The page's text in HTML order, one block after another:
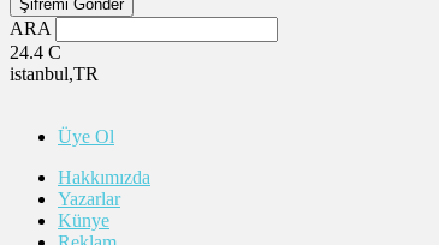
ARA
24.4 C
istanbul,TR
Üye Ol
Hakkımızda
Yazarlar
Künye